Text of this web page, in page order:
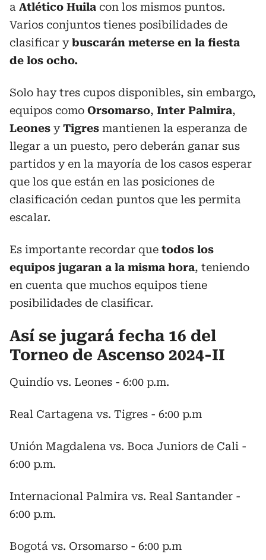
a Atlético Huila con los mismos puntos.
Varios conjuntos tienes posibilidades de
clasificar ybuscarán meterse en la fiesta
de los ocho.
Solo hay tres cupos disponibles, sin embargo,
equipos como Orsomarso, Inter Palmira,
Leones yTigres mantienen la esperanza de
llegar a un puesto, pero deberán ganar sus
partidos y en la mayoría de los casos esperar
que los que están en las posiciones de
clasificación cedan puntos que les permita
escalar.
Es importante recordar que todos los
equipos jugaran a la misma hora, teniendo
en cuenta que muchos equipos tiene
posibilidades de clasificar.
Así se jugará fecha 16 del
Torneo de Ascenso 2024-II
Quindío vs. Leones - 6:00 p.m.
Real Cartagena vs. Tigres - 6:00 p.m
Unión Magdalena vs. Boca Juniors de Cali -
6:00 p.m.
Internacional Palmira vs. Real Santander -
6:00 p.m.
Bogotá vs. Orsomarso - 6:00 p.m